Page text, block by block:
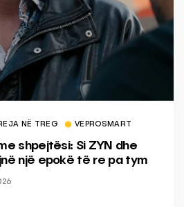
NË TREG VEPROSMART
shpejtësi: Si ZYN dhe
një epokë të re pa tym